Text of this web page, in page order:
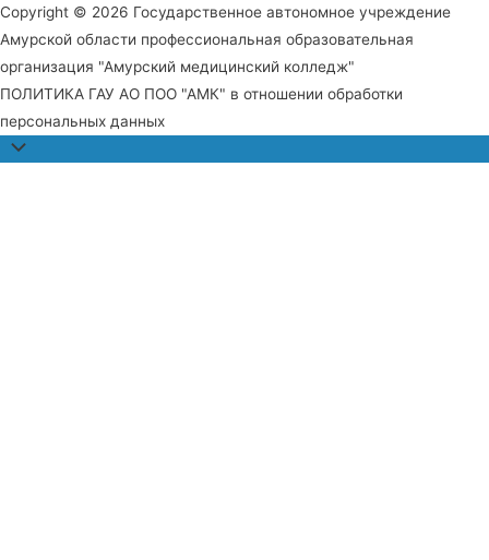
Copyright © 2026 Государственное автономное учреждение
Амурской области профессиональная образовательная
организация "Амурский медицинский колледж"
ПОЛИТИКА ГАУ АО ПОО "АМК" в отношении обработки
персональных данных
Прокрутить